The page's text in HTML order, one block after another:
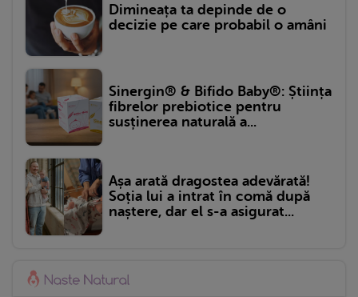
Dimineața ta depinde de o
decizie pe care probabil o amâni
Sinergin® & Bifido Baby®: Știința
fibrelor prebiotice pentru
susținerea naturală a...
Așa arată dragostea adevărată!
Soția lui a intrat în comă după
naștere, dar el s-a asigurat...